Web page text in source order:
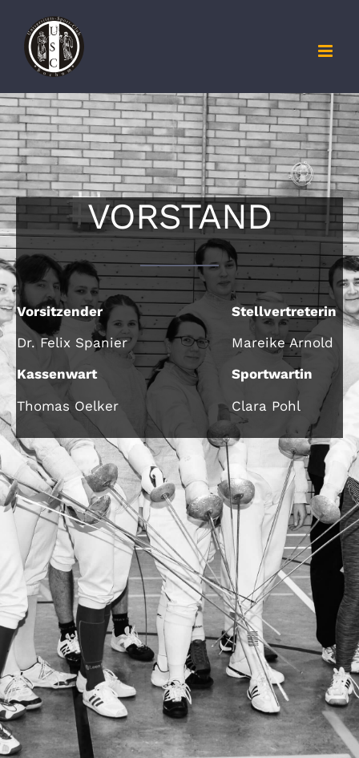
Inhalt
springen
VORSTAND
Vorsitzender
Stellvertreterin
Dr. Felix Spanier
Mareike Arnold
Kassenwart
Sportwartin
Thomas Oelker
Clara Pohl